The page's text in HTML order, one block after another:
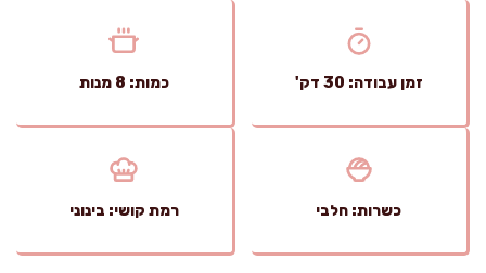
זמן עבודה: 30 דק' כמות: 8 מנות
כשרות: חלבי רמת קושי: בינוני